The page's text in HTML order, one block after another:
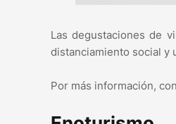
Las degustaciones de
distanciamiento social y
Por más información,